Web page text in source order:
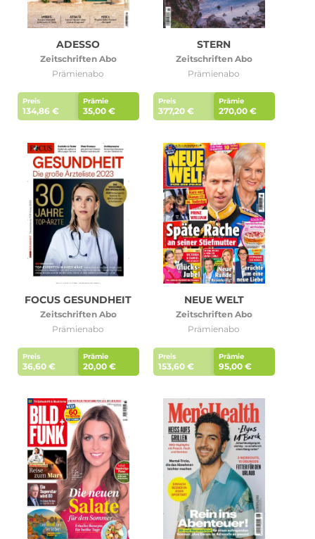
ADESSO
Zeitschriften Abo
Prämienabo
Preis
134,86 €
Prämie
35,00 €
STERN
Zeitschriften Abo
Prämienabo
Preis
377,20 €
Prämie
270,00 €
FOCUS GESUNDHEIT
Zeitschriften Abo
Prämienabo
Preis
36,60 €
Prämie
20,00 €
NEUE WELT
Zeitschriften Abo
Prämienabo
Preis
153,60 €
Prämie
95,00 €